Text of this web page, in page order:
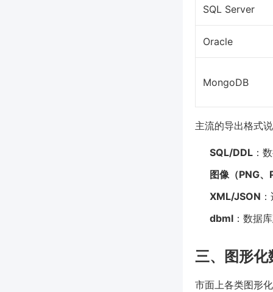
SQL Server
Oracle
MongoDB
主流的导出格式
SQL/DDL ：
图像（PNG、
XML/JSON
dbml ：数据
三、图形化
市面上各类图形